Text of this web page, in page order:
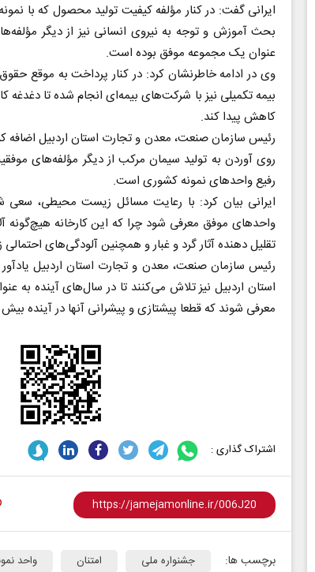
ایرانی گفت: در کنار مؤلفه کیفیت تولید محصول که با
بحث آموزش و توجه به نیروی انسانی نیز از دیگر
عنوان یک مجموعه موفق بوده است.
وی در ادامه خاطرنشان کرد: در کنار پرداخت به موقع
بیمه تکمیلی نیز با شرکت‌های بیمه‌ای انجام شده تا دغدغه
کاهش پیدا کند.
رئیس سازمان صنعت، معدن و تجارت استان اردبیل اضافه
روی آوردن به تولید سیمان مرکب از دیگر مؤلفه‌های
رفیع واحدهای نمونه کشوری است.
ایرانی بیان کرد: با رعایت مسائل زیست محیطی، سعی
واحدهای موفق معرفی شود چرا که این کارخانه هیچ‌گونه
تقلیل‌ دهنده آثار گرد و غبار و همچنین آلودگی‌های
رئیس سازمان صنعت، معدن و تجارت استان اردبیل
استان اردبیل نیز تلاش می‌کنند تا در سال‌های آینده به
معرفی شوند که قطعا پیشتازی و پیشرانی آنها در آینده
اشتراک گذاری :
برچسب ها: جشنواره ملی امتنان واحد